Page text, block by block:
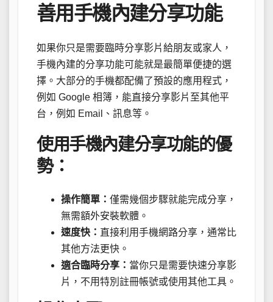
善用手機內建分享功能
如果你只是需要臨時分享影片給朋友或家人，
手機內建的分享功能可能就是最簡單便捷的選
擇。大部分的手機都配備了預設的應用程式，
例如 Google 相簿，能直接分享影片至其他平
台，例如 Email、訊息等。
使用手機內建分享功能的優
勢：
操作簡單： 僅需幾個步驟就能完成分享，
無需額外安裝軟體。
速度快： 直接利用手機網路分享，通常比
其他方法更快。
適合臨時分享： 當你只是需要快速分享影
片，不用特別註冊帳號或使用其他工具。